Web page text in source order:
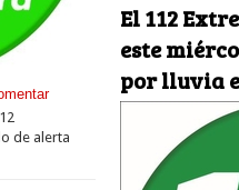
de alerta
El 112
este
por lluvia